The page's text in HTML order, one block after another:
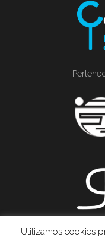
Utilizamos cookies